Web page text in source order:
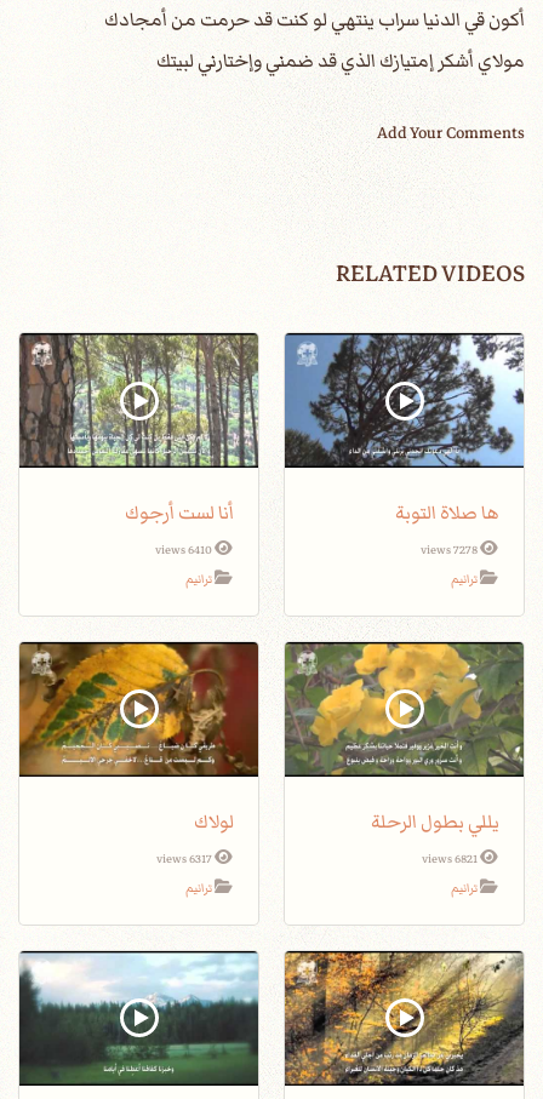
أكون قي الدنيا سراب ينتهي لو كنت قد حرمت من أمجادك
مولاي أشكر إمتيازك الذي قد ضمني وإختارني لبيتك
Add Your Comments
RELATED VIDEOS
ها صلاة التوبة
7278 views
ترانيم
أنا لست أرجوك
6410 views
ترانيم
يللي بطول الرحلة
6821 views
ترانيم
لولاك
6317 views
ترانيم